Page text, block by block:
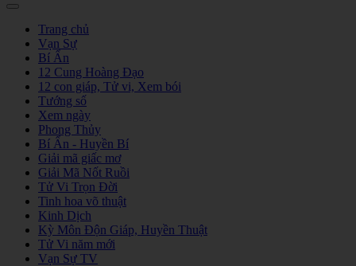
Trang chủ
Vạn Sự
Bí Ẩn
12 Cung Hoàng Đạo
12 con giáp, Tử vi, Xem bói
Tướng số
Xem ngày
Phong Thủy
Bí Ẩn - Huyền Bí
Giải mã giấc mơ
Giải Mã Nốt Ruồi
Tử Vi Trọn Đời
Tinh hoa võ thuật
Kinh Dịch
Kỳ Môn Độn Giáp, Huyền Thuật
Tử Vi năm mới
Vạn Sự TV